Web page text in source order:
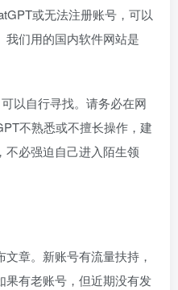
或无法注册账号，可以
我们用的国内软件网站是
以自行寻找。请务必在网
不熟悉或不擅长操作，建
不必强迫自己进入陌生领
章。新账号有流量扶持，
果有老账号，但近期没有发